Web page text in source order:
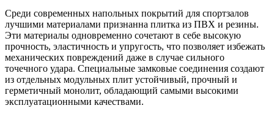
Среди современных напольных покрытий для спортзалов
лучшими материалами признанна плитка из ПВХ и резины.
Эти материалы одновременно сочетают в себе высокую
прочность, эластичность и упругость, что позволяет избежать
механических повреждений даже в случае сильного
точечного удара. Специальные замковые соединения создают
из отдельных модульных плит устойчивый, прочный и
герметичный монолит, обладающий самыми высокими
эксплуатационными качествами.